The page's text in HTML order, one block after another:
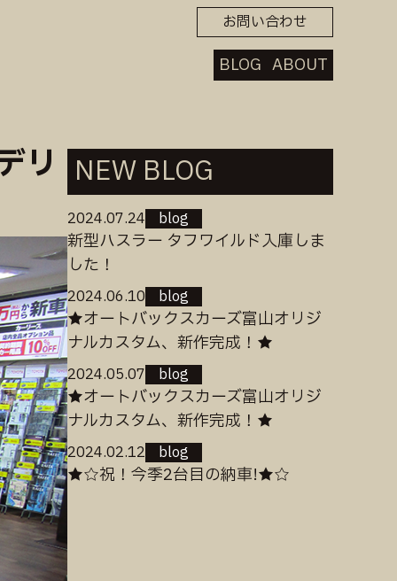
お問い合わせ
BLOG ABOUT
リ NEW BLOG
2024.07.24 blog
新型ハスラー タフワイルド入庫しま
した！
2024.06.10 blog
★オートバックスカーズ富山オリジ
ナルカスタム、新作完成！★
2024.05.07 blog
★オートバックスカーズ富山オリジ
ナルカスタム、新作完成！★
2024.02.12 blog
★☆祝！今季2台目の納車!★☆